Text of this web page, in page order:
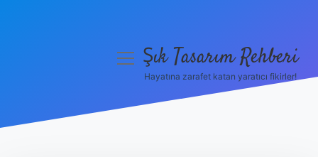
menüyüŞık Tasarım Rehberi
Hayatına zarafet katan yaratıcı fikirler!